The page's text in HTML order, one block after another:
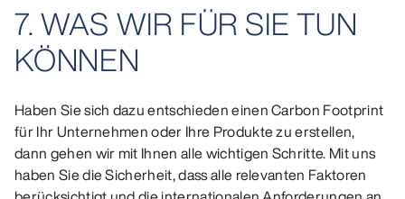
7. WAS WIR FÜR SIE TUN
KÖNNEN
Haben Sie sich dazu entschieden einen Carbon Footprint
für Ihr Unternehmen oder Ihre Produkte zu erstellen,
dann gehen wir mit Ihnen alle wichtigen Schritte. Mit uns
haben Sie die Sicherheit, dass alle relevanten Faktoren